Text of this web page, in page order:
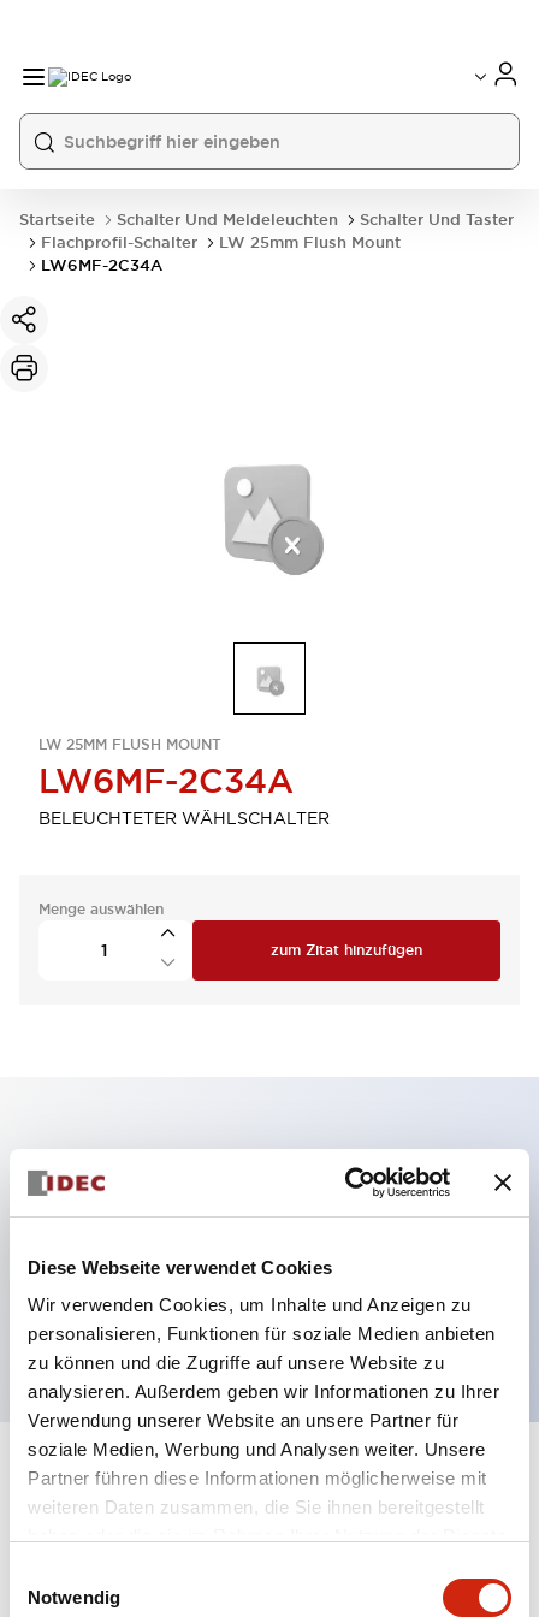
Diese Webseite verwendet Cookies
Wir verwenden Cookies, um Inhalte und Anzeigen zu
personalisieren, Funktionen für soziale Medien anbieten
zu können und die Zugriffe auf unsere Website zu
analysieren. Außerdem geben wir Informationen zu Ihrer
Verwendung unserer Website an unsere Partner für
soziale Medien, Werbung und Analysen weiter. Unsere
Partner führen diese Informationen möglicherweise mit
weiteren Daten zusammen, die Sie ihnen bereitgestellt
Notwendig
Startseite Schalter Und Meldeleuchten
Schalter Und Taster
Flachprofil-Schalter
LW 25mm Flush Mount
LW6MF-2C34A
LW 25MM FLUSH MOUNT
LW6MF-2C34A
BELEUCHTETER WÄHLSCHALTER
Menge auswählen
zum Zitat hinzufügen
Mehrfachbefestigung möglich
Der schlüsselsichere Selektorschalter verwendet
eine hochsichere Stiftzuhaltungsstruktur
Schutzart IP65 (IEC60529)
Spezifikationen Alle erweitern
Aesthetic Specifications
Electrical Specifications (rated illuminated